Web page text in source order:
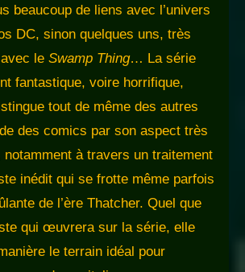
beaucoup de liens avec l’univers
DC, sinon quelques uns, très
le Swamp Thing… La série
fantastique, voire horrifique,
tout de même des autres
des comics par son aspect très
à travers un traitement
inédit qui se frotte même parfois
de l’ère Thatcher. Quel que
qui œuvrera sur la série, elle
le terrain idéal pour